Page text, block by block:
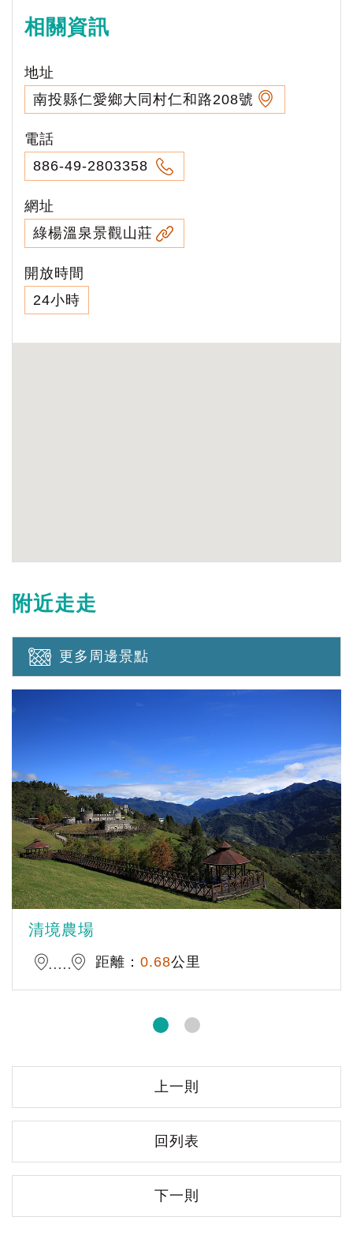
相關資訊
地址
南投縣仁愛鄉大同村仁和路208號
電話
886-49-2803358
網址
綠楊溫泉景觀山莊
開放時間
24小時
附近走走
更多周邊景點
清境農場
距離： 0.68公里
上一則
回列表
下一則